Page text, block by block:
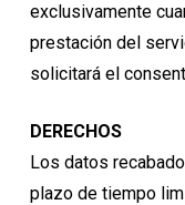
exclusivamente
prestación del
solicitará el
DERECHOS
Los datos
plazo de tiempo